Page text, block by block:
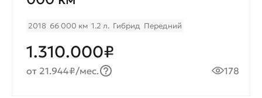
2018 66 000 км 1.2 л. Гибрид Передний
1.310.000₽
от 21.944₽/мес. 178